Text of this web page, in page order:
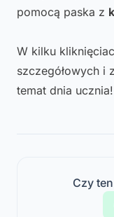
pomocą paska z
W kilku
szczegółowych i
temat dnia ucznia!
Czy